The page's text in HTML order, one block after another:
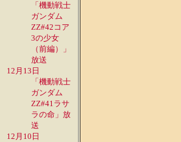
「機動戦士
ガンダム
ZZ#42コア
3の少女
（前編）」
放送
12月13日
「機動戦士
ガンダム
ZZ#41ラサ
ラの命」放
送
12月10日